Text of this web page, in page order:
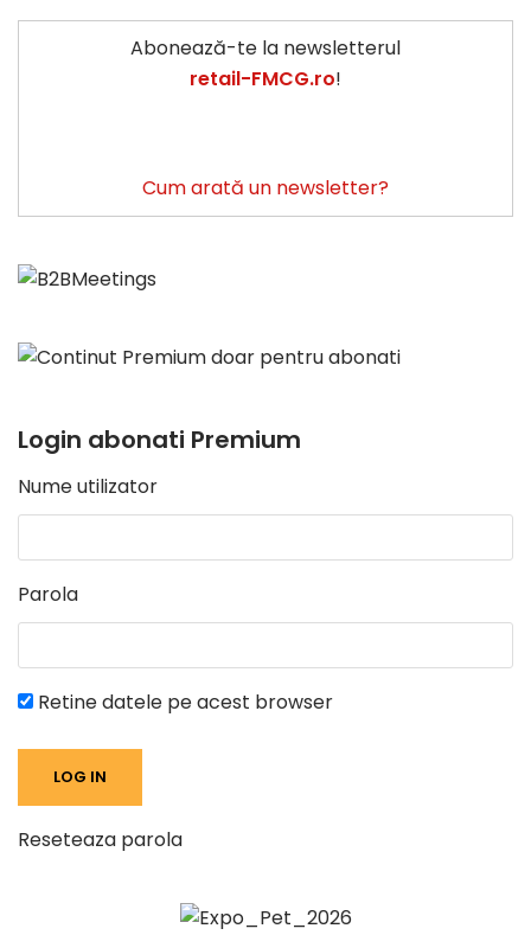
Abonează-te la newsletterul
retail-FMCG.ro!
Cum arată un newsletter?
Login abonati Premium
Nume utilizator
Parola
Retine datele pe acest browser
Reseteaza parola